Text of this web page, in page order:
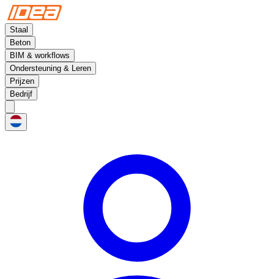
Staal
Beton
BIM & workflows
Ondersteuning & Leren
Prijzen
Bedrijf